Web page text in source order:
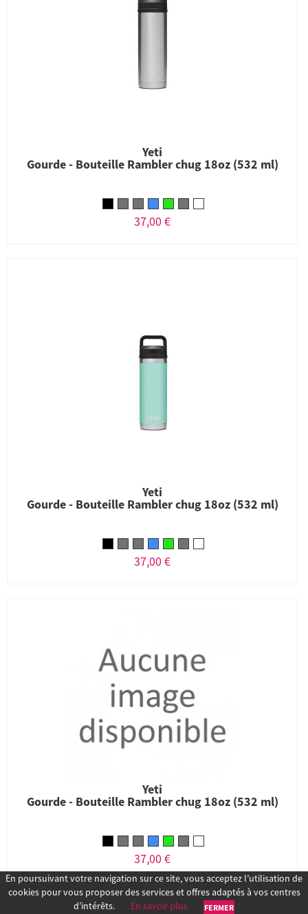
Yeti
Gourde - Bouteille Rambler chug 18oz (532 ml)
37,00 €
Yeti
Gourde - Bouteille Rambler chug 18oz (532 ml)
37,00 €
Yeti
Gourde - Bouteille Rambler chug 18oz (532 ml)
37,00 €
En poursuivant votre navigation sur ce site, vous acceptez l’utilisation de
cookies pour vous proposer des services et offres adaptés à vos centres
d’intérêts.
En savoir plus FERMER